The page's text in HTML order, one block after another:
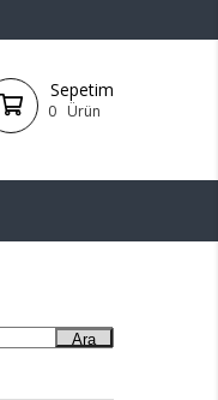
Sepetim
0 Ürün
Ara